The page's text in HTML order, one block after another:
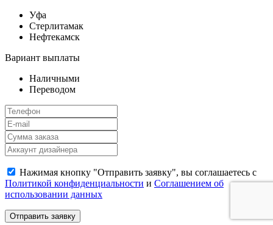
Уфа
Стерлитамак
Нефтекамск
Вариант выплаты
Наличными
Переводом
Нажимая кнопку "Отправить заявку", вы соглашаетесь с
Политикой конфиденциальности и Соглашением об
использовании данных
Отправить заявку